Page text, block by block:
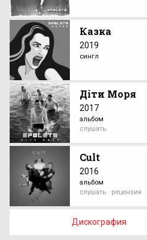
Казка
2019
сингл
Діти Моря
2017
альбом
слушать
Cult
2016
альбом
слушать · рецензия
Дискография